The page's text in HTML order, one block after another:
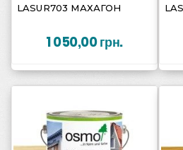
LASUR703 МАХАГОН
1 050,00 грн.